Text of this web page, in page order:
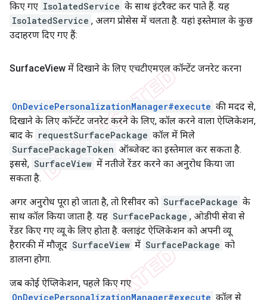
किए गए IsolatedService के साथ इंटरैक्ट कर पाते हैं. यह
IsolatedService , अलग प्रोसेस में चलता है. यहां इस्तेमाल के कुछ
उदाहरण दिए गए हैं:
SurfaceView में दिखाने के लिए एचटीएमएल कॉन्टेंट जनरेट करना
OnDevicePersonalizationManager#execute की मदद से,
दिखाने के लिए कॉन्टेंट जनरेट करने के लिए, कॉल करने वाला ऐप्लिकेशन,
बाद के requestSurfacePackage कॉल में मिले
SurfacePackageToken ऑब्जेक्ट का इस्तेमाल कर सकता है.
इससे, SurfaceView में नतीजे रेंडर करने का अनुरोध किया जा
सकता है.
अगर अनुरोध पूरा हो जाता है, तो रिसीवर को SurfacePackage के
साथ कॉल किया जाता है. यह SurfacePackage , ओडीपी सेवा से
रेंडर किए गए व्यू के लिए होता है. क्लाइंट ऐप्लिकेशन को अपनी व्यू
हैरारकी में मौजूद SurfaceView में SurfacePackage को
डालना होगा.
जब कोई ऐप्लिकेशन, पहले किए गए
OnDevicePersonalizationManager#execute कॉल से